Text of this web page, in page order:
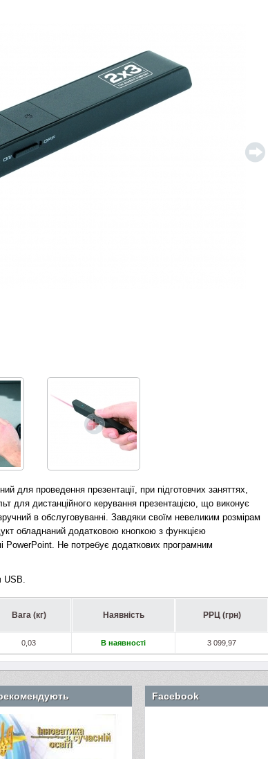
для проведення презентації, при підготовчих заняттях,
для дистанційного керування презентацією, що виконує
в обслуговуванні. Завдяки своїм невеликим розмірам
обладнаний додатковою кнопкою з функцією
PowerPoint. Не потребує додаткових програмним
USB.
Вага (кг) Наявність РРЦ (грн)
0,03 В наявності 3 099,97
Facebook